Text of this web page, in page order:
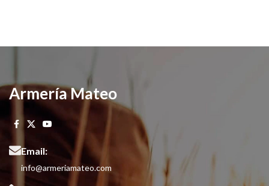
Armería Mateo
Email:
info@armeriamateo.com